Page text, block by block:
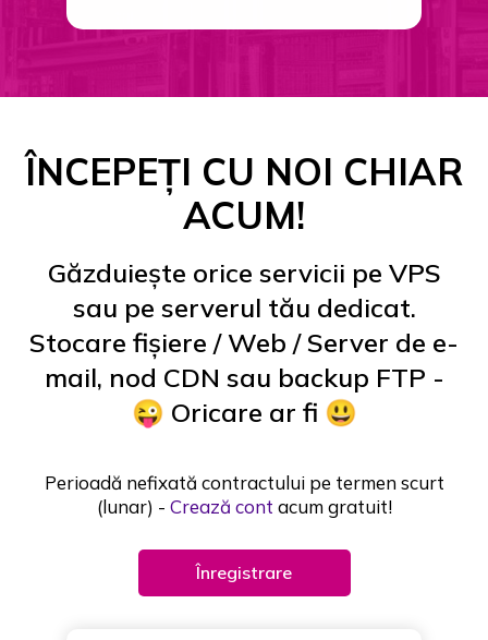
ÎNCEPEȚI CU NOI CHIAR
ACUM!
Găzduiește orice servicii pe VPS
sau pe serverul tău dedicat.
Stocare fișiere / Web / Server de e-
mail, nod CDN sau backup FTP -
😜 Oricare ar fi 😃
Perioadă nefixată contractului pe termen scurt
(lunar) - Crează cont acum gratuit!
Înregistrare